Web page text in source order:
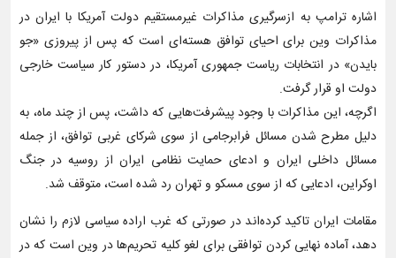
اشاره ترامپ به ازسرگیری مذاکرات غیرمستقیم دولت آمریکا با ایران در
مذاکرات وین برای احیای توافق هسته‌ای است که پس از پیروزی «جو
بایدن» در انتخابات ریاست جمهوری آمریکا، در دستور کار سیاست خارجی
دولت او قرار گرفت.
اگرچه، این مذاکرات با وجود پیشرفت‌هایی که داشت، پس از چند ماه، به
دلیل مطرح شدن مسائل فرابرجامی از سوی شرکای غربی توافق، از جمله
مسائل داخلی ایران و ادعای حمایت نظامی ایران از روسیه در جنگ
اوکراین، ادعایی که از سوی مسکو و تهران رد شده است، متوقف شد.
مقامات ایران تاکید کرده‌اند در صورتی که غرب اراده سیاسی لازم را نشان
دهد، آماده نهایی کردن توافقی برای لغو کلیه تحریم‌ها در وین است که در